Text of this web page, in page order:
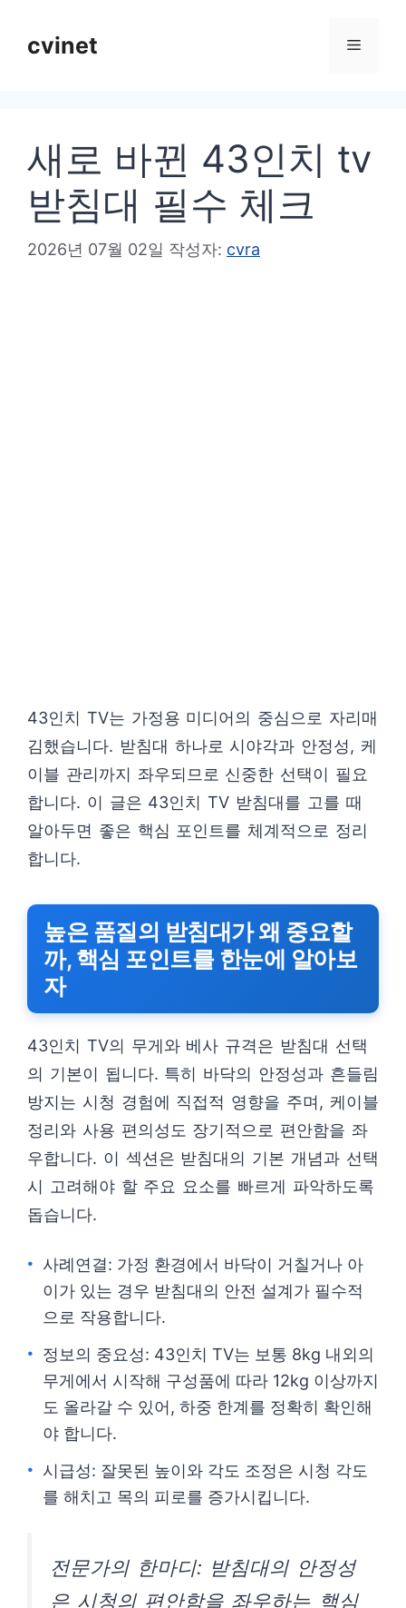
cvinet 메
새로 바뀐 43인치 tv
받침대 필수 체크
2026년 07월 02일 작성자: cvra
43인치 TV는 가정용 미디어의 중심으로 자리매
김했습니다. 받침대 하나로 시야각과 안정성, 케
이블 관리까지 좌우되므로 신중한 선택이 필요
합니다. 이 글은 43인치 TV 받침대를 고를 때
알아두면 좋은 핵심 포인트를 체계적으로 정리
합니다.
높은 품질의 받침대가 왜 중요할
까, 핵심 포인트를 한눈에 알아보
자
43인치 TV의 무게와 베사 규격은 받침대 선택
의 기본이 됩니다. 특히 바닥의 안정성과 흔들림
방지는 시청 경험에 직접적 영향을 주며, 케이블
정리와 사용 편의성도 장기적으로 편안함을 좌
우합니다. 이 섹션은 받침대의 기본 개념과 선택
시 고려해야 할 주요 요소를 빠르게 파악하도록
돕습니다.
사례연결: 가정 환경에서 바닥이 거칠거나 아
이가 있는 경우 받침대의 안전 설계가 필수적
으로 작용합니다.
정보의 중요성: 43인치 TV는 보통 8kg 내외의
무게에서 시작해 구성품에 따라 12kg 이상까지
도 올라갈 수 있어, 하중 한계를 정확히 확인해
야 합니다.
시급성: 잘못된 높이와 각도 조정은 시청 각도
를 해치고 목의 피로를 증가시킵니다.
전문가의 한마디: 받침대의 안정성
은 시청의 편안함을 좌우하는 핵심